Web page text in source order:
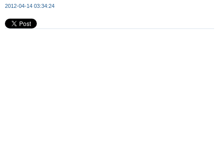
2012-04-14 03:34:24